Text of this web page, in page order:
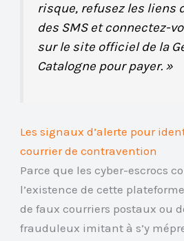
risque, refusez les liens
des SMS et connectez-
sur le site officiel de la
Catalogne pour payer. »
Les signaux d’alerte pour
courrier de contravention
Parce que les cyber-escrocs
l’existence de cette
de faux courriers postaux ou
frauduleux imitant à s’y